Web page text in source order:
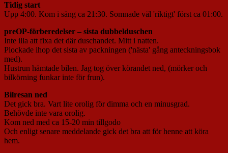
Tidig start
Upp 4:00. Kom i säng ca 21:30. Somnade väl 'riktigt' först ca 01:00.
preOP-förberedelser – sista dubbelduschen
Inte illa att fixa det där duschandet. Mitt i natten.
Plockade ihop det sista av packningen ('nästa' gång anteckningsbok
med).
Hustrun hämtade bilen. Jag tog över körandet ned, (mörker och
bilkörning funkar inte för frun).
Bilresan ned
Det gick bra. Vart lite orolig för dimma och en minusgrad.
Behövde inte vara orolig.
Kom ned med ca 15-20 min tillgodo
Och enligt senare meddelande gick det bra att för henne att köra
hem.